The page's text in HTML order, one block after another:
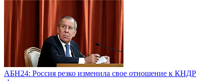
АБН24: Россия резко изменила свое отношение к КНДР